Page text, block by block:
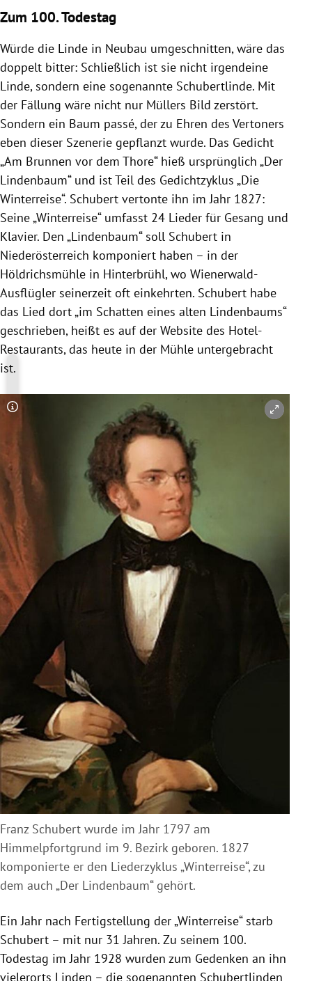
Zum 100. Todestag
Würde die Linde in Neubau umgeschnitten, wäre das
doppelt bitter: Schließlich ist sie nicht irgendeine
Linde, sondern eine sogenannte Schubertlinde. Mit
der Fällung wäre nicht nur Müllers Bild zerstört.
Sondern ein Baum passé, der zu Ehren des Vertoners
eben dieser Szenerie gepflanzt wurde. Das Gedicht
„Am Brunnen vor dem Thore“ hieß ursprünglich „Der
Lindenbaum“ und ist Teil des Gedichtzyklus „Die
Winterreise“. Schubert vertonte ihn im Jahr 1827:
Seine „Winterreise“ umfasst 24 Lieder für Gesang und
Klavier. Den „Lindenbaum“ soll Schubert in
Niederösterreich komponiert haben – in der
Höldrichsmühle in Hinterbrühl, wo Wienerwald-
Ausflügler seinerzeit oft einkehrten. Schubert habe
das Lied dort „im Schatten eines alten Lindenbaums“
geschrieben, heißt es auf der Website des Hotel-
Restaurants, das heute in der Mühle untergebracht
ist.
Copyright-Hinweis öffnen/schließen
Franz Schubert wurde im Jahr 1797 am
Himmelpfortgrund im 9. Bezirk geboren. 1827
komponierte er den Liederzyklus „Winterreise“, zu
dem auch „Der Lindenbaum“ gehört.
Ein Jahr nach Fertigstellung der „Winterreise“ starb
Schubert – mit nur 31 Jahren. Zu seinem 100.
Todestag im Jahr 1928 wurden zum Gedenken an ihn
vielerorts Linden – die sogenannten Schubertlinden